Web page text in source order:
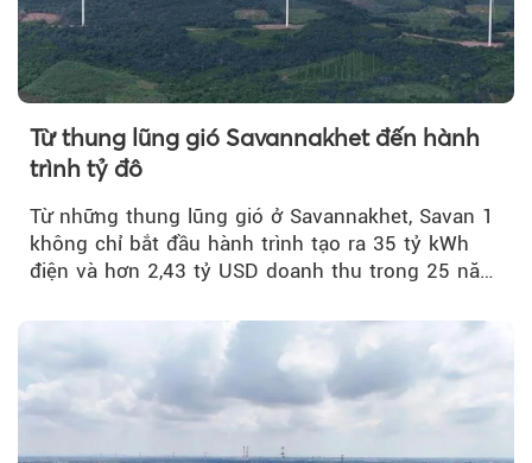
Từ thung lũng gió Savannakhet đến hành
trình tỷ đô
Từ những thung lũng gió ở Savannakhet, Savan 1
không chỉ bắt đầu hành trình tạo ra 35 tỷ kWh
điện và hơn 2,43 tỷ USD doanh thu trong 25 năm